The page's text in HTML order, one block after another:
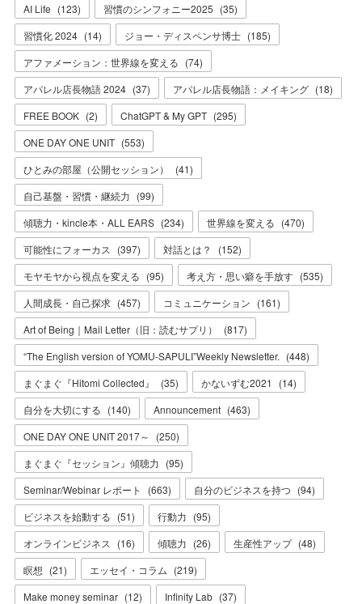
AI Life (123) 習慣のシンフォニー2025 (35)
習慣化 2024 (14) ジョー・ディスペンサ博士 (185)
アファメーション：世界線を変える (74)
アパレル店長物語 2024 (37) アパレル店長物語：メイキング (18)
FREE BOOK (2) ChatGPT & My GPT (295)
ONE DAY ONE UNIT (553)
ひとみの部屋（公開セッション）
(41)
自己基盤・習慣・継続力 (99)
傾聴力・kincle本・ALL EARS (234) 世界線を変える (470)
可能性にフォーカス
(397) 対話とは？ (152)
モヤモヤから視点を変える (95) 考え方・思い癖を手放す (535)
人間成長・自己探求 (457) コミュニケーション (161)
Art of Being｜Mail Letter（旧：読むサプリ）
(817)
“The English version of YOMU-SAPULI”Weekly Newsletter. (448)
まぐまぐ『Hitomi Collected』
(35) かないずむ2021 (14)
自分を大切にする (140) Announcement (463)
ONE DAY ONE UNIT 2017～
(250)
まぐまぐ『セッション』傾聴力 (95)
Seminar/Webinar レポート
(663) 自分のビジネスを持つ (94)
ビジネスを始動する (51) 行動力 (95)
オンラインビジネス
(16) 傾聴力 (26) 生産性アップ (48)
瞑想 (21) エッセイ・コラム (219)
Make money seminar (12) Infinity Lab (37)